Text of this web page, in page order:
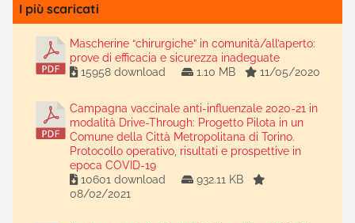
I più scaricati
Mascherine “chirurgiche” in comunità/all’aperto:
prove di efficacia e sicurezza inadeguate
15958 download
1.10 MB 11/05/2020
Campagna vaccinale anti-influenzale 2020-21 in
modalità Drive-Through: Progetto Pilota in un
Comune della Città Metropolitana di Torino.
Protocollo operativo, risultati e prospettive in
epoca COVID-19
10601 download
932.11 KB
08/02/2021